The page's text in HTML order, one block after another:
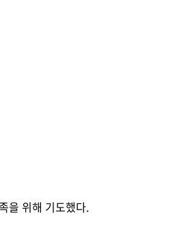
을 위해 기도했다.